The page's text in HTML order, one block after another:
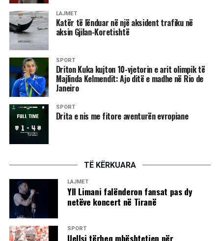
LAJMET
Katër të lënduar në një aksident trafiku në
aksin Gjilan-Koretishtë
SPORT
Driton Kuka kujton 10-vjetorin e arit olimpik të
Majlinda Kelmendit: Ajo ditë e madhe në Rio de
Janeiro
SPORT
Drita e nis me fitore aventurën evropiane
TË KËRKUARA
LAJMET
Yll Limani falënderon fansat pas dy
netëve koncert në Tiranë
SPORT
Uellsi tërheq mbështetjen për